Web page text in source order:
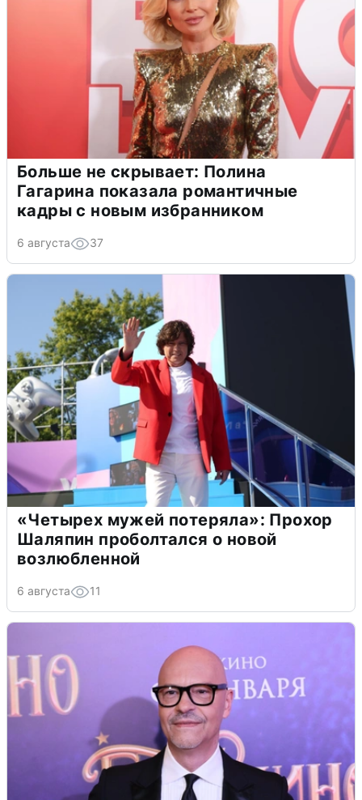
Больше не скрывает: Полина
Гагарина показала романтичные
кадры с новым избранником
6 августа 37
«Четырех мужей потеряла»: Прохор
Шаляпин проболтался о новой
возлюбленной
6 августа 11